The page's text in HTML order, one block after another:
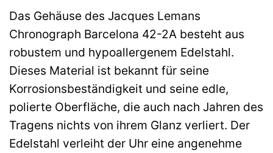
Das Gehäuse des Jacques Lemans
Chronograph Barcelona 42-2A besteht aus
robustem und hypoallergenem Edelstahl.
Dieses Material ist bekannt für seine
Korrosionsbeständigkeit und seine edle,
polierte Oberfläche, die auch nach Jahren des
Tragens nichts von ihrem Glanz verliert. Der
Edelstahl verleiht der Uhr eine angenehme